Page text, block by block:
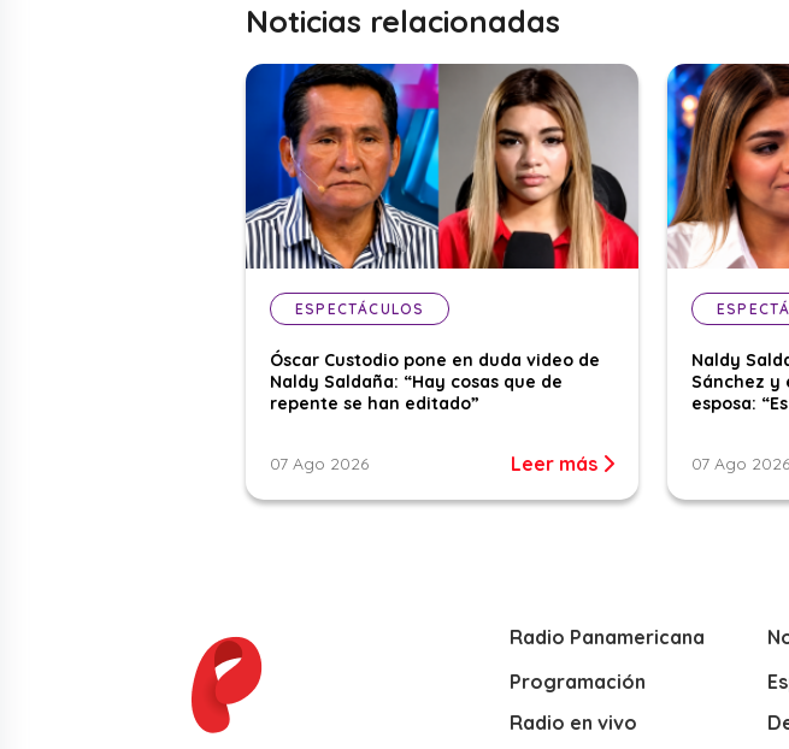
Noticias relacionadas
ESPECTÁCULOS
Óscar Custodio pone en duda video de
Naldy Saldaña: “Hay cosas que de
repente se han editado”
07 Ago 2026 Leer más
Naldy
Sánchez y
esposa:
07 Ago 2026
Radio Panamericana
Programación
Radio en vivo